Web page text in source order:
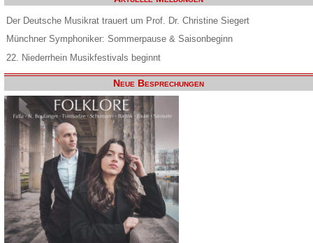
Der Deutsche Musikrat trauert um Prof. Dr. Christine Siegert
Münchner Symphoniker: Sommerpause & Saisonbeginn
22. Niederrhein Musikfestivals beginnt
Neue Besprechungen